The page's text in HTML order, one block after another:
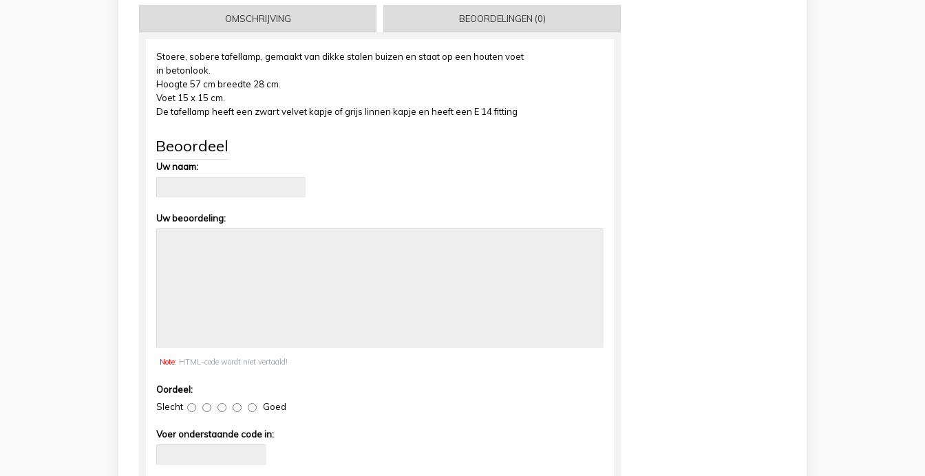
OMSCHRIJVING BEOORDELINGEN (0)
Stoere, sobere tafellamp, gemaakt van dikke stalen buizen en staat op een houten voet
in betonlook.
Hoogte 57 cm breedte 28 cm.
Voet 15 x 15 cm.
De tafellamp heeft een zwart velvet kapje of grijs linnen kapje en heeft een E 14 fitting
Beoordeel
Uw naam:
Uw beoordeling:
Note: HTML-code wordt niet vertaald!
Oordeel:
Slecht
Goed
Voer onderstaande code in: